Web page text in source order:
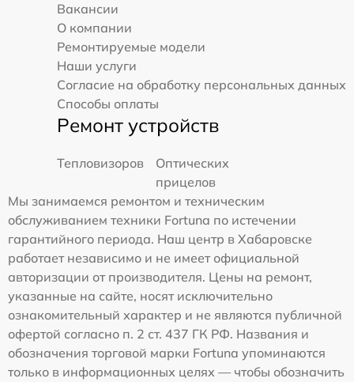
Вакансии
О компании
Ремонтируемые модели
Наши услуги
Согласие на обработку персональных данных
Способы оплаты
Ремонт устройств
Тепловизоров
Оптических
прицелов
Мы занимаемся ремонтом и техническим
обслуживанием техники Fortuna по истечении
гарантийного периода. Наш центр в Хабаровске
работает независимо и не имеет официальной
авторизации от производителя. Цены на ремонт,
указанные на сайте, носят исключительно
ознакомительный характер и не являются публичной
офертой согласно п. 2 ст. 437 ГК РФ. Названия и
обозначения торговой марки Fortuna упоминаются
только в информационных целях — чтобы обозначить